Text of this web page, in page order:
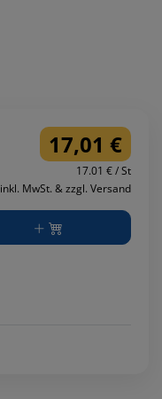
17,01 €
17.01 € / St
inkl. MwSt. & zzgl. Versand